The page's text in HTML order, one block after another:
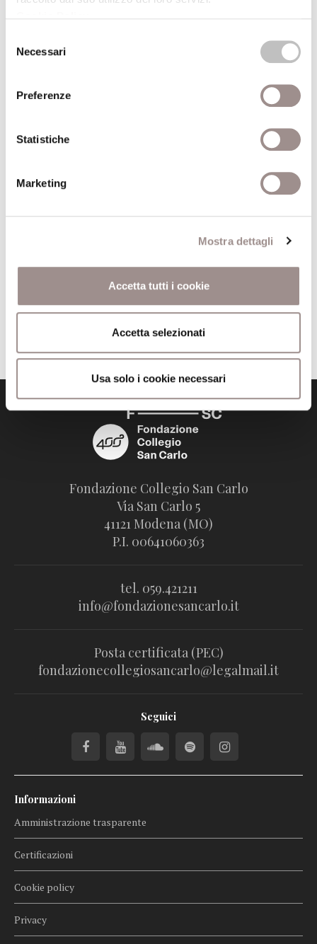
delNecessari
Preferenze
Statistiche
Marketing
Mostra dettagli
Accetta tutti i cookie
Accetta selezionati
Usa solo i cookie necessari
pubblicazione
Roberto Franzini Tibaldeo
recensione
Trova il volume alla Biblioteca San Carlo
Fondazione Collegio San Carlo
Via San Carlo 5
41121 Modena (MO)
P.I. 00641060363
tel. 059.421211
info@fondazionesancarlo.it
Posta certificata (PEC)
fondazionecollegiosancarlo@legalmail.it
Seguici
Informazioni
Amministrazione trasparente
Certificazioni
Cookie policy
Privacy